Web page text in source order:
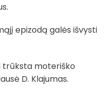
epizodą galės išvysti
trūksta moteriško
D. Klajumas.